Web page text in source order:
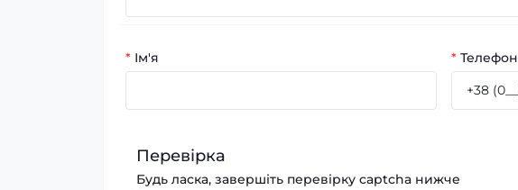
* Ім'я *Телефон
Перевірка
Будь ласка, завершіть перевірку captcha нижче